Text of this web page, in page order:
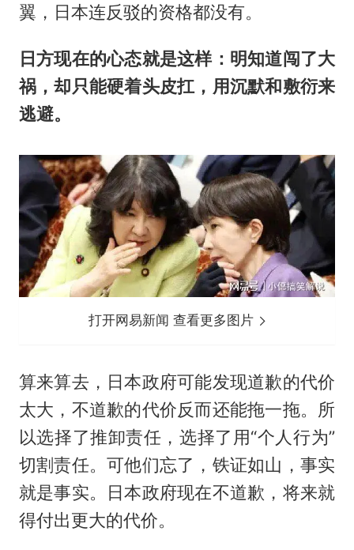
翼，日本连反驳的资格都没有。
日方现在的心态就是这样：明知道闯了大
祸，却只能硬着头皮扛，用沉默和敷衍来
逃避。
打开网易新闻 查看更多图片
算来算去，日本政府可能发现道歉的代价
太大，不道歉的代价反而还能拖一拖。所
以选择了推卸责任，选择了用“个人行为”
切割责任。可他们忘了，铁证如山，事实
就是事实。日本政府现在不道歉，将来就
得付出更大的代价。